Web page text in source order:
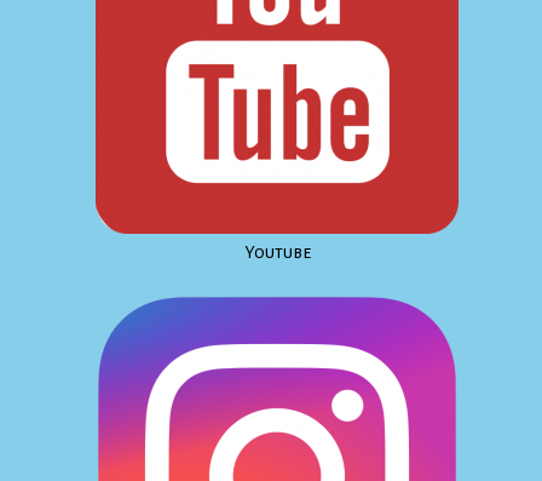
Youtube